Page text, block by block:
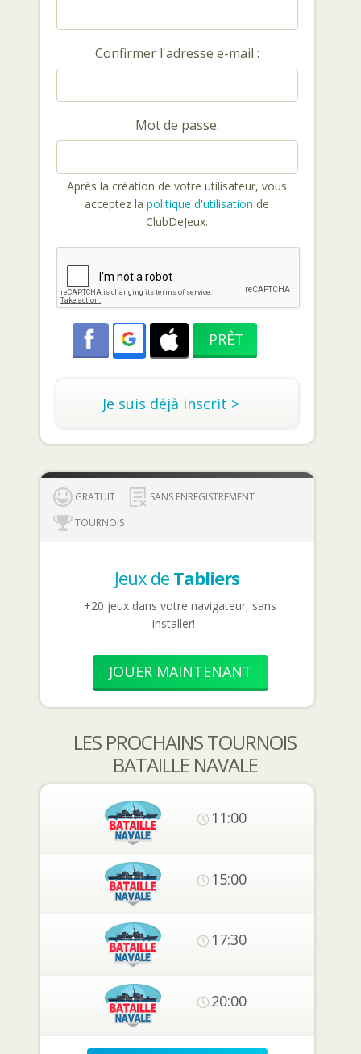
Confirmer l'adresse e-mail :
Mot de passe:
Après la création de votre utilisateur, vous
acceptez la politique d'utilisation de
ClubDeJeux.
Je suis déjà inscrit >
GRATUIT
SANS ENREGISTREMENT
TOURNOIS
Jeux de Tabliers
+20 jeux dans votre navigateur, sans
installer!
JOUER MAINTENANT
LES PROCHAINS TOURNOIS
BATAILLE NAVALE
11:00
15:00
17:30
20:00